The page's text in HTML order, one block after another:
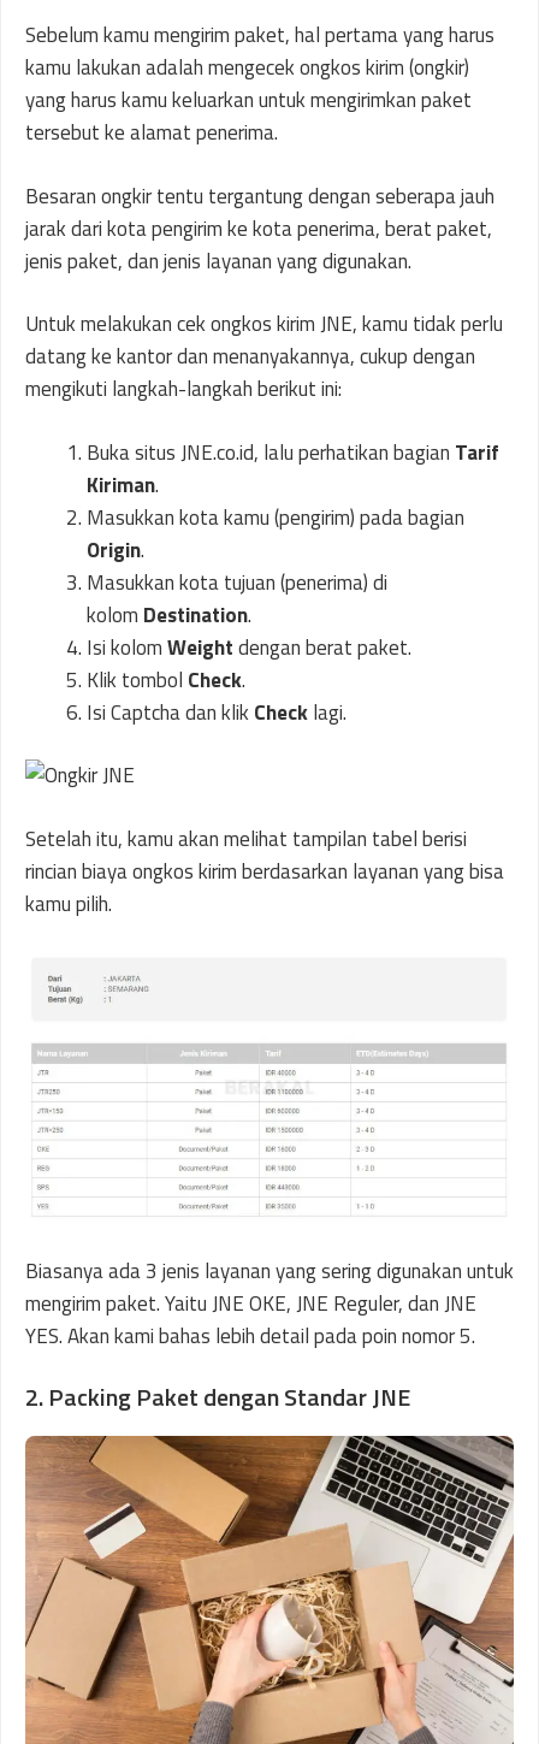
Sebelum kamu mengirim paket, hal pertama yang harus
kamu lakukan adalah mengecek ongkos kirim (ongkir)
yang harus kamu keluarkan untuk mengirimkan paket
tersebut ke alamat penerima.
Besaran ongkir tentu tergantung dengan seberapa jauh
jarak dari kota pengirim ke kota penerima, berat paket,
jenis paket, dan jenis layanan yang digunakan.
Untuk melakukan cek ongkos kirim JNE, kamu tidak perlu
datang ke kantor dan menanyakannya, cukup dengan
mengikuti langkah-langkah berikut ini:
Buka situs JNE.co.id, lalu perhatikan bagian Tarif
Kiriman.
Masukkan kota kamu (pengirim) pada bagian
Origin.
Masukkan kota tujuan (penerima) di
kolom Destination.
Isi kolomWeightdengan berat paket.
Klik tombol Check.
Isi Captcha dan klik Checklagi.
Setelah itu, kamu akan melihat tampilan tabel berisi
rincian biaya ongkos kirim berdasarkan layanan yang bisa
kamu pilih.
Biasanya ada 3 jenis layanan yang sering digunakan untuk
mengirim paket. Yaitu JNE OKE, JNE Reguler, dan JNE
YES. Akan kami bahas lebih detail pada poin nomor 5.
2. Packing Paket dengan Standar JNE